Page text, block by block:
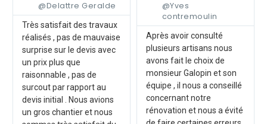
@Delattre Geralde
Très satisfait des travaux
réalisés , pas de mauvaise
surprise sur le devis avec
un prix plus que
raisonnable , pas de
surcout par rapport au
devis initial . Nous avions
un gros chantier et nous
@Yves
contremoulin
Après avoir consulté
plusieurs artisans nous
avons fait le choix de
monsieur Galopin et son
équipe , il nous a conseillé
concernant notre
rénovation et nous a évité